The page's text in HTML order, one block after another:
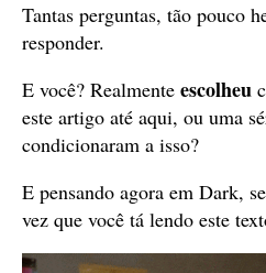
Tantas perguntas, tão pouco
responder.
E você? Realmente escolheu
este artigo até aqui, ou uma
condicionaram a isso?
E pensando agora em Dark,
vez que você tá lendo este